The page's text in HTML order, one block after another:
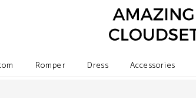
Romper Dress Accessories